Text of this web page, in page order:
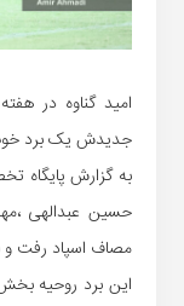
امید گناوه در
جدیدش یک برد
به گزارش پایگاه
حسین عبدالهی
مصاف اسپاد رفت و